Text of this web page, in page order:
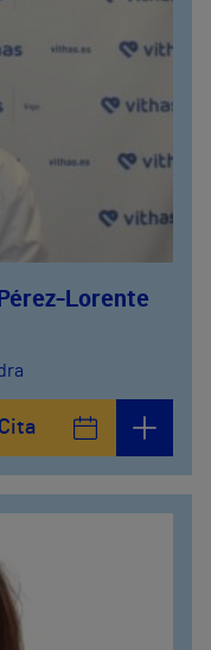
Lorente